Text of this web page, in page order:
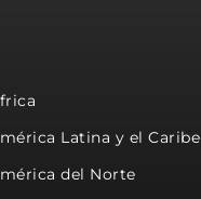
Latina y el Caribe
del Norte